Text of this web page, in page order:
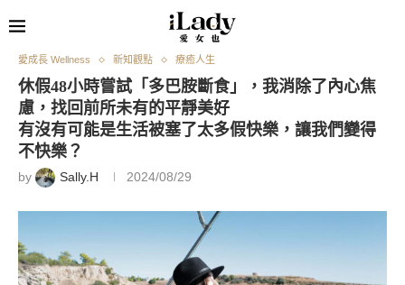
愛成長 Wellness 新知觀點 療癒人生
休假48小時嘗試「多巴胺斷食」，我消除了內心焦
慮，找回前所未有的平靜美好
有沒有可能是生活被塞了太多假快樂，讓我們變得
不快樂？
by Sally.H 2024/08/29